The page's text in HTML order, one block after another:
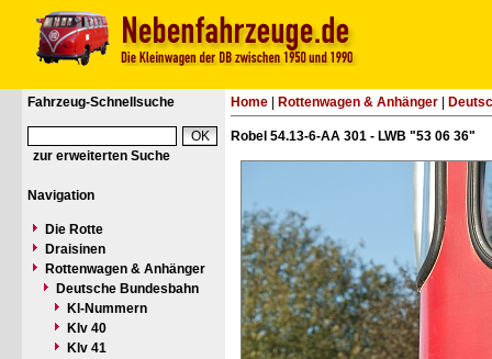
Fahrzeug-Schnellsuche
zur erweiterten Suche
Navigation
Die Rotte
Draisinen
Rottenwagen & Anhänger
Deutsche Bundesbahn
Kl-Nummern
Klv 40
Klv 41
Home Rottenwagen & Anhänger
Robel 54.13-6-AA 301 - LWB "53 06 36"